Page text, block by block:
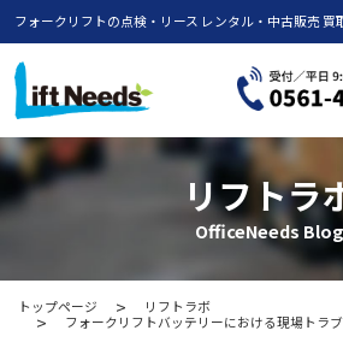
フォークリフトの点検・リース レンタル・中古販売 買
リフトラ
OfficeNeeds Blog
トップページ
リフトラボ
フォークリフトバッテリーにおける現場トラ